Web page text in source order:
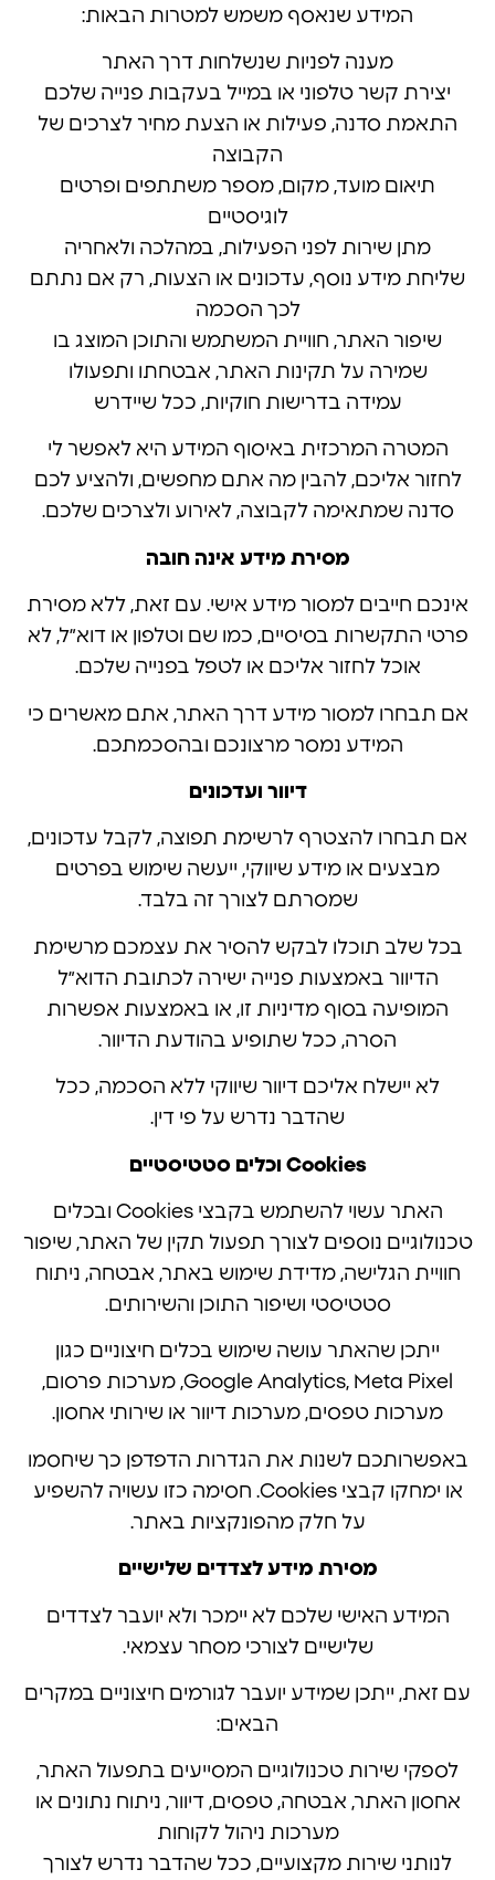
המידע שנאסף משמש למטרות הבאות:
מענה לפניות שנשלחות דרך האתר
יצירת קשר טלפוני או במייל בעקבות פנייה שלכם
התאמת סדנה, פעילות או הצעת מחיר לצרכים של
הקבוצה
תיאום מועד, מקום, מספר משתתפים ופרטים
לוגיסטיים
מתן שירות לפני הפעילות, במהלכה ולאחריה
שליחת מידע נוסף, עדכונים או הצעות, רק אם נתתם
לכך הסכמה
שיפור האתר, חוויית המשתמש והתוכן המוצג בו
שמירה על תקינות האתר, אבטחתו ותפעולו
עמידה בדרישות חוקיות, ככל שיידרש
המטרה המרכזית באיסוף המידע היא לאפשר לי
לחזור אליכם, להבין מה אתם מחפשים, ולהציע לכם
סדנה שמתאימה לקבוצה, לאירוע ולצרכים שלכם.
מסירת מידע אינה חובה
אינכם חייבים למסור מידע אישי. עם זאת, ללא מסירת
פרטי התקשרות בסיסיים, כמו שם וטלפון או דוא״ל, לא
אוכל לחזור אליכם או לטפל בפנייה שלכם.
אם תבחרו למסור מידע דרך האתר, אתם מאשרים כי
המידע נמסר מרצונכם ובהסכמתכם.
דיוור ועדכונים
אם תבחרו להצטרף לרשימת תפוצה, לקבל עדכונים,
מבצעים או מידע שיווקי, ייעשה שימוש בפרטים
שמסרתם לצורך זה בלבד.
בכל שלב תוכלו לבקש להסיר את עצמכם מרשימת
הדיוור באמצעות פנייה ישירה לכתובת הדוא״ל
המופיעה בסוף מדיניות זו, או באמצעות אפשרות
הסרה, ככל שתופיע בהודעת הדיוור.
לא יישלח אליכם דיוור שיווקי ללא הסכמה, ככל
שהדבר נדרש על פי דין.
Cookies וכלים סטטיסטיים
האתר עשוי להשתמש בקבצי Cookies ובכלים
טכנולוגיים נוספים לצורך תפעול תקין של האתר, שיפור
חוויית הגלישה, מדידת שימוש באתר, אבטחה, ניתוח
סטטיסטי ושיפור התוכן והשירותים.
ייתכן שהאתר עושה שימוש בכלים חיצוניים כגון
Google Analytics, Meta Pixel, מערכות פרסום,
מערכות טפסים, מערכות דיוור או שירותי אחסון.
באפשרותכם לשנות את הגדרות הדפדפן כך שיחסמו
או ימחקו קבצי Cookies. חסימה כזו עשויה להשפיע
על חלק מהפונקציות באתר.
מסירת מידע לצדדים שלישיים
המידע האישי שלכם לא יימכר ולא יועבר לצדדים
שלישיים לצורכי מסחר עצמאי.
עם זאת, ייתכן שמידע יועבר לגורמים חיצוניים במקרים
הבאים:
לספקי שירות טכנולוגיים המסייעים בתפעול האתר,
אחסון האתר, אבטחה, טפסים, דיוור, ניתוח נתונים או
מערכות ניהול לקוחות
לנותני שירות מקצועיים, ככל שהדבר נדרש לצורך